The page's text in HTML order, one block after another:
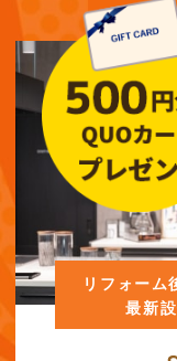
リフォーム
最新